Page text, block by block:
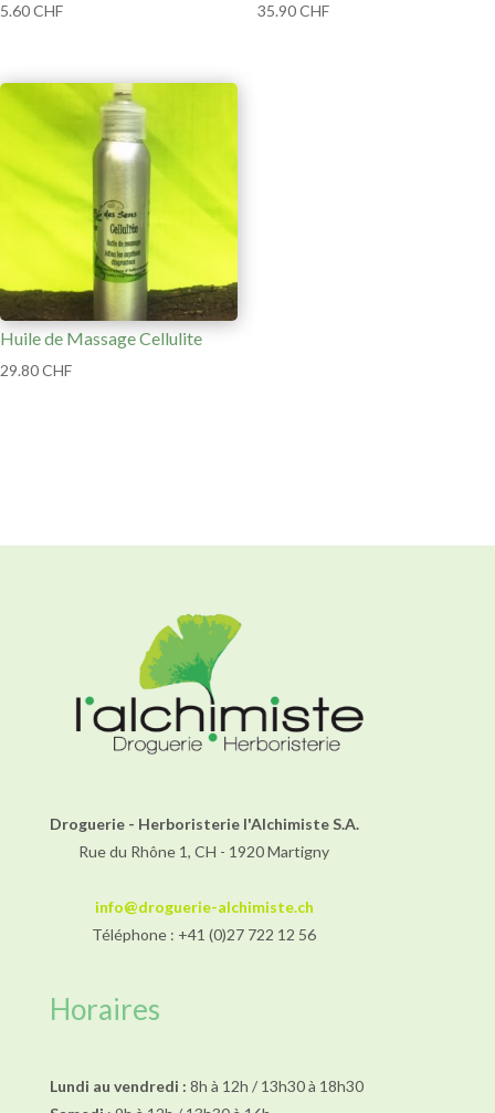
5.60CHF 35.90CHF
Huile de Massage Cellulite
29.80CHF
Droguerie - Herboristerie l'Alchimiste S.A.
Rue du Rhône 1, CH - 1920 Martigny
info@droguerie-alchimiste.ch
Téléphone : +41 (0)27 722 12 56
Horaires
Lundi au vendredi : 8h à 12h / 13h30 à 18h30